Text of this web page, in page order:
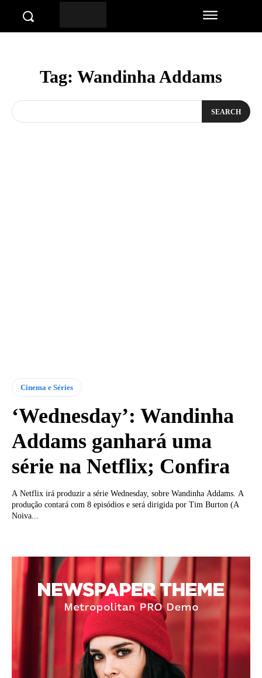
Tag: Wandinha Addams
SEARCH
Cinema e Séries
‘Wednesday’: Wandinha
Addams ganhará uma
série na Netflix; Confira
A Netflix irá produzir a série Wednesday, sobre Wandinha Addams. A
produção contará com 8 episódios e será dirigida por Tim Burton (A
Noiva...